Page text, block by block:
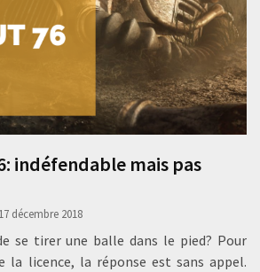
indéfendable mais pas
17 décembre 2018
se tirer une balle dans le pied? Pour
la licence, la réponse est sans appel.